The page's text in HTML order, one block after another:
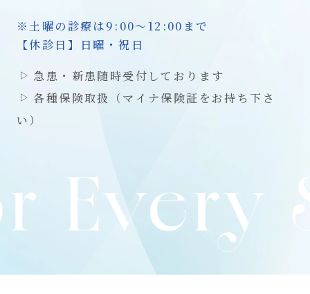
※土曜の診療は9:00～12:00まで
【休診日】日曜・祝日
急患・新患随時受付しております
各種保険取扱（マイナ保険証をお持ち下さ
い）